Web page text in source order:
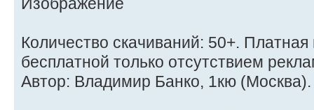
Количество скачиваний: 50+. Платная
бесплатной только отсутствием
Автор: Владимир Банко, 1кю (Москва).